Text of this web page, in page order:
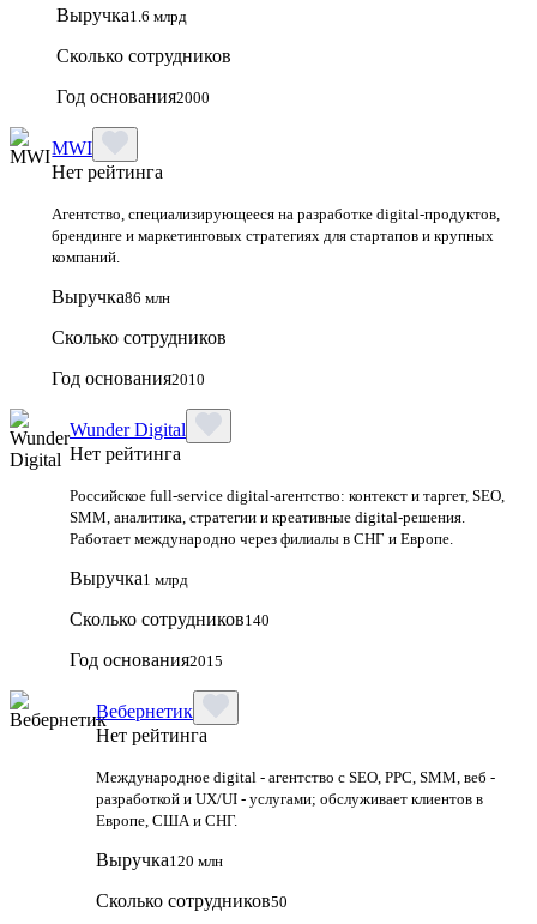
Выручка1.6 млрд
Сколько сотрудников
Год основания2000
MWI
Нет рейтинга
Агентство, специализирующееся на разработке digital-продуктов,
брендинге и маркетинговых стратегиях для стартапов и крупных
компаний.
Выручка86 млн
Сколько сотрудников
Год основания2010
Wunder Digital
Нет рейтинга
Российское full-service digital-агентство: контекст и таргет, SEO,
SMM, аналитика, стратегии и креативные digital-решения.
Работает международно через филиалы в СНГ и Европе.
Выручка1 млрд
Сколько сотрудников140
Год основания2015
Вебернетик
Нет рейтинга
Международное digital - агентство с SEO, PPC, SMM, веб -
разработкой и UX/UI - услугами; обслуживает клиентов в
Европе, США и СНГ.
Выручка120 млн
Сколько сотрудников50